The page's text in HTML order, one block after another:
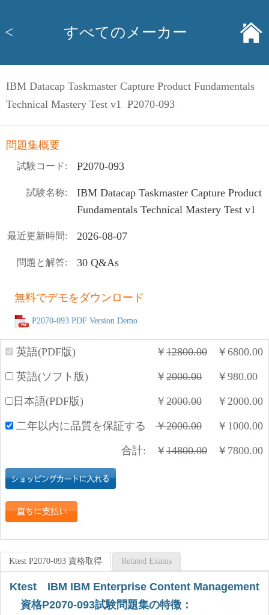
< すべてのメーカー
IBM Datacap Taskmaster Capture Product Fundamentals
Technical Mastery Test v1 P2070-093
問題集概要
試験コード: P2070-093
試験名称:
IBM Datacap Taskmaster Capture Product
Fundamentals Technical Mastery Test v1
最近更新時間: 2026-08-07
問題と解答: 30 Q&As
無料でデモをダウンロード
P2070-093 PDF Version Demo
英語(PDF版) ￥ 12800.00 ￥ 6800.00
英語(ソフト版) ￥ 2000.00 ￥ 980.00
日本語(PDF版) ￥ 2000.00 ￥ 2000.00
二年以内に品質を保証する ￥2000.00 ￥ 1000.00
合計: ￥ 14800.00 ￥ 7800.00
Ktest P2070-093 資格取得 Related Exams
Ktest IBM IBM Enterprise Content Management
資格P2070-093試験問題集の特徴：